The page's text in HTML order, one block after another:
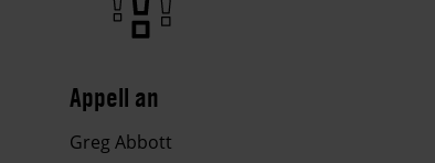
Appell an
Greg Abbott